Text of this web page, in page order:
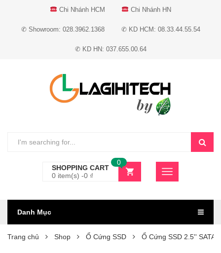
Chi Nhánh HCM Chi Nhánh HN
✆ Showroom: 028.3962.1368 ✆ KD HCM: 08.33.44.55.54
✆ KD HN: 037.655.00.64
SHOPPING CART
0 item(s) -0 ₫
0
Danh Mục
Trang chủ Shop Ổ Cứng SSD Ổ Cứng SSD 2.5'' SATA 3